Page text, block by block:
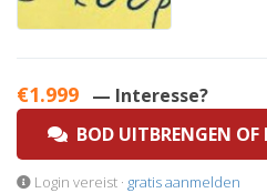
€1.999 — Interesse?
BOD UITBRENGEN OF
Login vereist · gratis aanmelden